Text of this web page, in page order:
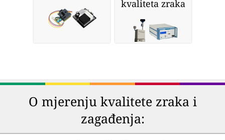
kvaliteta zraka
O mjerenju kvalitete zraka i
zagađenja: